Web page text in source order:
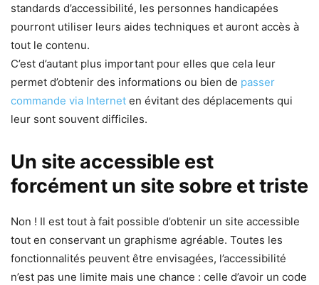
standards d’accessibilité, les personnes handicapées
pourront utiliser leurs aides techniques et auront accès à
tout le contenu.
C’est d’autant plus important pour elles que cela leur
permet d’obtenir des informations ou bien de passer
commande via Internet en évitant des déplacements qui
leur sont souvent difficiles.
Un site accessible est
forcément un site sobre et triste
Non ! Il est tout à fait possible d’obtenir un site accessible
tout en conservant un graphisme agréable. Toutes les
fonctionnalités peuvent être envisagées, l’accessibilité
n’est pas une limite mais une chance : celle d’avoir un code